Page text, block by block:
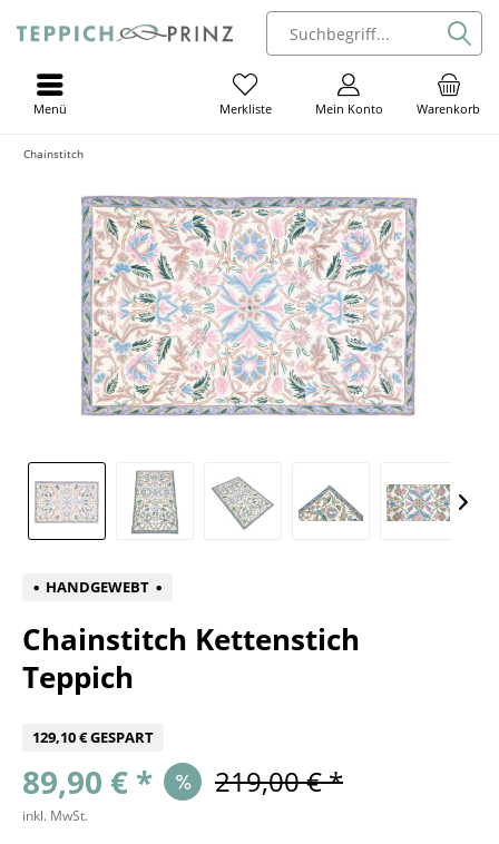
Warenkorb
Mein Konto
Merkliste
Menü
Chainstitch
HANDGEWEBT
Chainstitch Kettenstich
Teppich
129,10 € GESPART
89,90 € * 219,00 € *
inkl. MwSt.